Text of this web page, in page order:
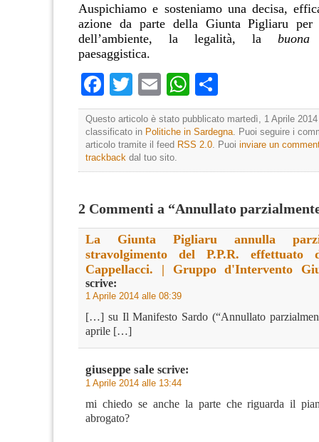
Auspichiamo e sosteniamo una decisa,
azione da parte della Giunta Pigliaru per
dell’ambiente, la legalità, la buona
paesaggistica.
Facebook
TwitterEmailWhatsApp
Questo articolo è stato pubblicato martedì, 1 Aprile
classificato in Politiche in Sardegna . Puoi seguire i
articolo tramite il feed RSS 2.0 . Puoi inviare un
trackback dal tuo sito.
2 Commenti a “Annullato
La Giunta Pigliaru annulla
stravolgimento del P.P.R. effettuato
Cappellacci. | Gruppo d'Intervento
scrive:
1 Aprile 2014 alle 08:39
[…] su Il Manifesto Sardo (“Annullato
aprile […]
giuseppe sale scrive:
1 Aprile 2014 alle 13:44
mi chiedo se anche la parte che riguarda il
abrogato?